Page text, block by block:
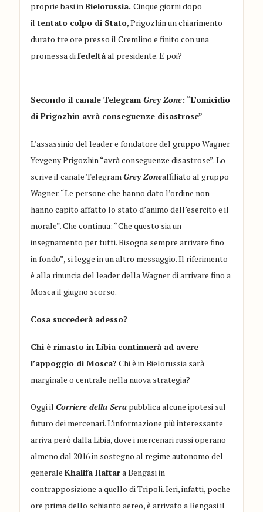
proprie basi inBielorussia.Cinque giorni dopo
iltentato colpo di Stato, Prigozhin un chiarimento
durato tre ore presso il Cremlino e finito con una
promessa difedeltàal presidente. E poi?
Secondo il canale TelegramGrey Zone: “L’omicidio
di Prigozhin avrà conseguenze disastrose”
L’assassinio del leader e fondatore del gruppo Wagner
Yevgeny Prigozhin “avrà conseguenze disastrose”. Lo
scrive il canale TelegramGrey Zoneaffiliato al gruppo
Wagner. “Le persone che hanno dato l’ordine non
hanno capito affatto lo stato d’animo dell’esercito e il
morale”. Che continua: “Che questo sia un
insegnamento per tutti. Bisogna sempre arrivare fino
in fondo”, si legge in un altro messaggio. Il riferimento
è alla rinuncia del leader della Wagner di arrivare fino a
Mosca il giugno scorso.
Cosa succederà adesso?
Chi è rimasto in Libia continuerà ad avere
l’appoggio di Mosca?Chi è in Bielorussia sarà
marginale o centrale nella nuova strategia?
Oggi ilCorriere della Sera pubblica alcune ipotesi sul
futuro dei mercenari. L’informazione più interessante
arriva però dalla Libia, dove i mercenari russi operano
almeno dal 2016 in sostegno al regime autonomo del
generaleKhalifa Haftara Bengasi in
contrapposizione a quello di Tripoli. Ieri, infatti, poche
ore prima dello schianto aereo, è arrivato a Bengasi il